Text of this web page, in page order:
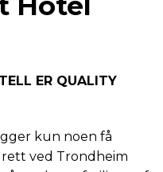
ER QUALITY
kun noen få
ved Trondheim